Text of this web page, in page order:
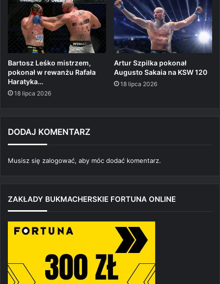
Bartosz Leśko mistrzem,
pokonał w rewanżu Rafała
Haratyka…
18 lipca 2026
Artur Szpilka pokonał
Augusto Sakaia na KSW 120
18 lipca 2026
DODAJ KOMENTARZ
Musisz się zalogować, aby móc dodać komentarz.
ZAKŁADY BUKMACHERSKIE FORTUNA ONLINE